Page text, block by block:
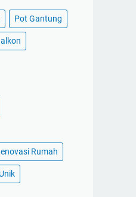
Pot Gantung
Rumah